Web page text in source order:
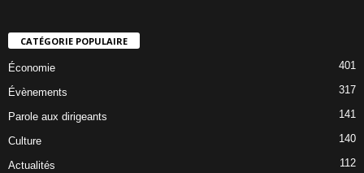
CATÉGORIE POPULAIRE
Économie 401
Évènements 317
Parole aux dirigeants 141
Culture 140
Actualités 112